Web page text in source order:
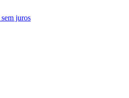
sem juros